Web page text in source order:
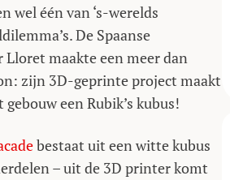
wel één van ‘s-werelds
De Spaanse
Lloret maakte een meer dan
zijn 3D-geprinte project maakt
een Rubik’s kubus!
bestaat uit een witte kubus
– uit de 3D printer komt